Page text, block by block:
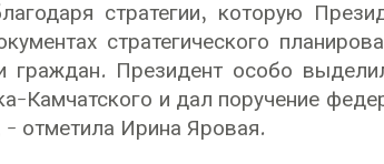
стратегии, которую
стратегического
граждан. Президент особо
Камчатского и дал поручение
отметила Ирина Яровая.